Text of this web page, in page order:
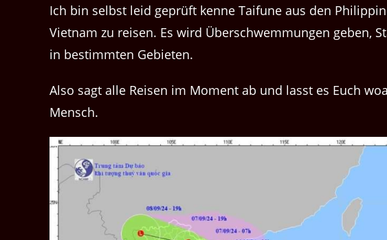
Ich bin selbst leid geprüft kenne Taifune aus den
Vietnam zu reisen. Es wird Überschwemmungen geben,
in bestimmten Gebieten.
Also sagt alle Reisen im Moment ab und lasst es Euch
Mensch.